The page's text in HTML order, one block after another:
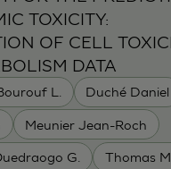
L. Duché Daniel
Meunier Jean-Roch
G. Thomas M.
TOXICITY:
OF CELL
DATA